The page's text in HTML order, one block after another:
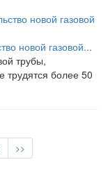
новой газовой...
трубы,
трудятся более 50
>>